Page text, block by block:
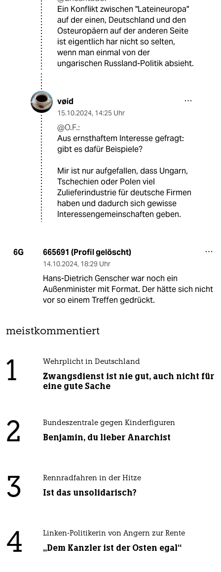
Ein Konflikt zwischen "Lateineuropa"
auf der einen, Deutschland und den
Osteuropäern auf der anderen Seite
ist eigentlich har nicht so selten,
wenn man einmal von der
ungarischen Russland-Politik absieht.
vøid
15.10.2024, 14:25 Uhr
@O.F.:
Aus ernsthaftem Interesse gefragt:
gibt es dafür Beispiele?
Mir ist nur aufgefallen, dass Ungarn,
Tschechien oder Polen viel
Zulieferindustrie für deutsche Firmen
haben und dadurch sich gewisse
Interessengemeinschaften geben.
6G 665691 (Profil gelöscht)
14.10.2024, 18:29 Uhr
Hans-Dietrich Genscher war noch ein
Außenminister mit Format. Der hätte sich nicht
vor so einem Treffen gedrückt.
meistkommentiert
1 Wehrplicht in Deutschland
Zwangsdienst ist nie gut, auch nicht für
eine gute Sache
2 Bundeszentrale gegen Kinderfiguren
Benjamin, du lieber Anarchist
3 Rennradfahren in der Hitze
Ist das unsolidarisch?
4 Linken-Politikerin von Angern zur Rente
„Dem Kanzler ist der Osten egal“